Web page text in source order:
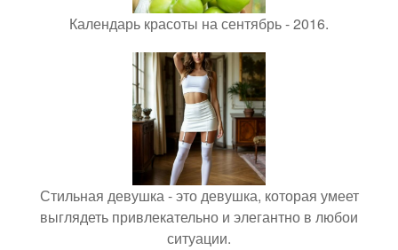
Календарь красоты на сентябрь - 2016.
Стильная девушка - это девушка, которая умеет
выглядеть привлекательно и элегантно в любои
ситуации.